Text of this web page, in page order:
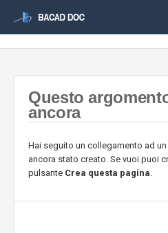
Questo
ancora
Hai seguito un collegamento ad
ancora stato creato. Se vuoi puoi
pulsante Crea questa pagina.